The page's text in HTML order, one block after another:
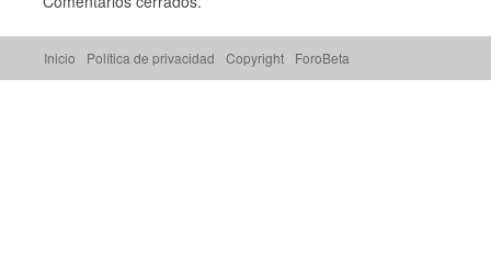
Inicio Política de privacidad Copyright ForoBeta